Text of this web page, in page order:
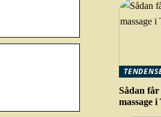
Sådan
massage